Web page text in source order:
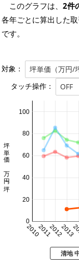
このグラフは、 2件
各年ごとに算出した
です。
対象： 坪単価（万円/
タッチ操作： OFF
2010201120122013
0
20
40
60
80
100
坪単価 万円/坪
清地